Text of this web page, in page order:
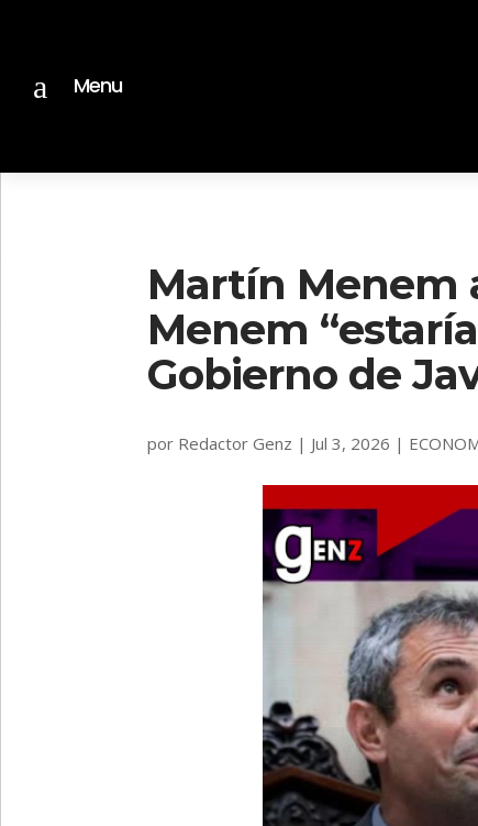
a Menu
Martín Menem
Menem
Gobierno de
por Redactor Genz | Jul 3, 2026 |